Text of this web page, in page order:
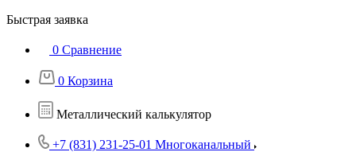
Быстрая заявка
0 Сравнение
0 Корзина
Металлический калькулятор
+7 (831) 231-25-01 Многоканальный